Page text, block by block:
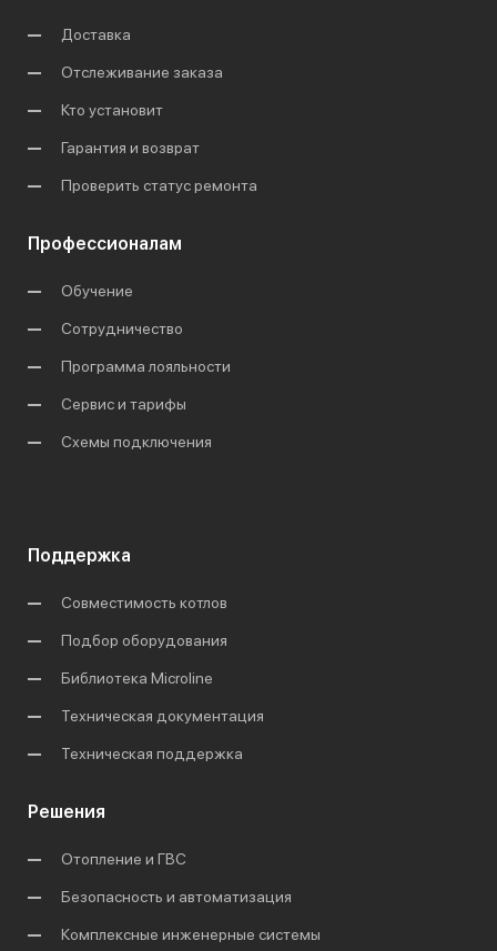
Доставка
Отслеживание заказа
Кто установит
Гарантия и возврат
Проверить статус ремонта
Профессионалам
Обучение
Сотрудничество
Программа лояльности
Сервис и тарифы
Схемы подключения
Поддержка
Совместимость котлов
Подбор оборудования
Библиотека Microline
Техническая документация
Техническая поддержка
Решения
Отопление и ГВС
Безопасность и автоматизация
Комплексные инженерные системы